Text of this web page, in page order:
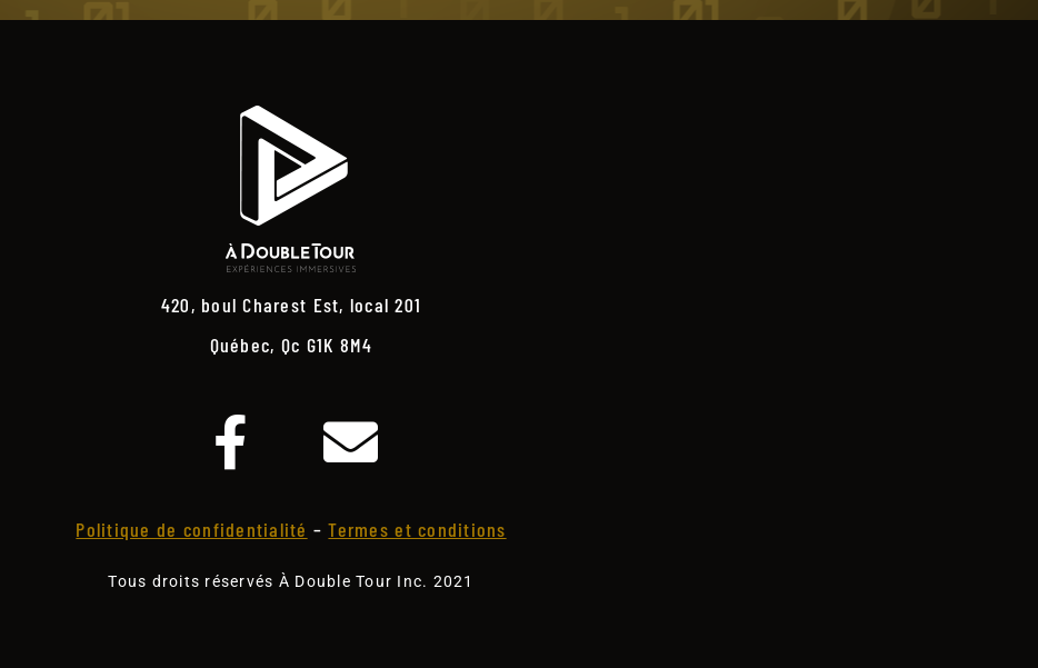
420, boul Charest Est, local 201
Québec, Qc G1K 8M4
Politique de confidentialité –Termes et conditions
Tous droits réservés À Double Tour Inc. 2021